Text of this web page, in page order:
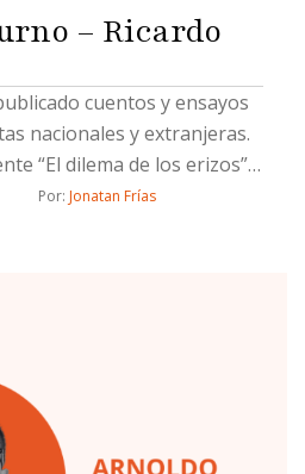
– Ricardo
cuentos y ensayos
nacionales y extranjeras.
“El dilema de los erizos”
Por: Jonatan Frías